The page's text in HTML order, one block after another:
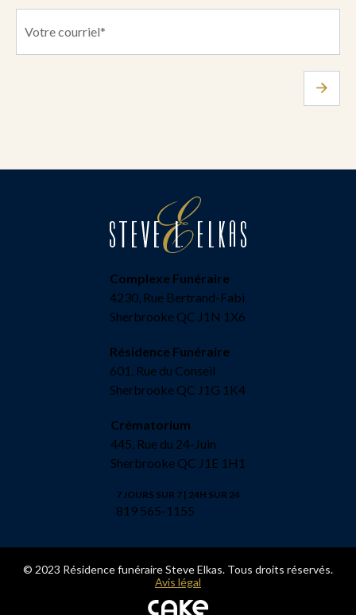
Complexe Funéraire
4230, Rue Bertrand-Fabi
Sherbrooke QC J1N 1X6
Résidence Funéraire
601, Rue du Conseil
Sherbrooke QC J1G 1K4
Crématorium
445, Rue du 24-Juin
Sherbrooke QC J1E 1H1
7 JOURS SUR 7 | 24H SUR 24
819 565-1155
© 2023 Résidence funéraire Steve Elkas. Tous droits réservés.
Avis légal